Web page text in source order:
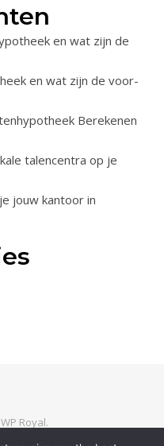
en wat zijn de
en wat zijn de voor-
Berekenen
talencentra op je
jouw kantoor in
WP Royal.